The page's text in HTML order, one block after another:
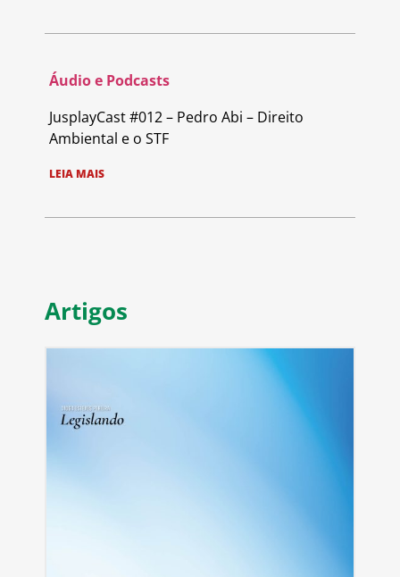
Áudio e Podcasts
JusplayCast #012 – Pedro Abi – Direito
Ambiental e o STF
LEIA MAIS
Artigos